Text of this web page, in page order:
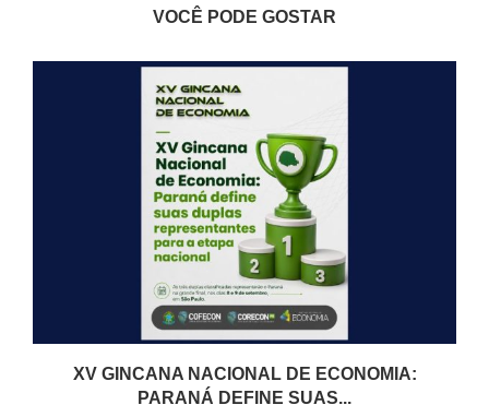
VOCÊ PODE GOSTAR
XV GINCANA NACIONAL DE ECONOMIA:
PARANÁ DEFINE SUAS...